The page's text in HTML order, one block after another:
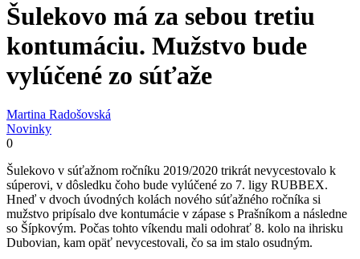
Šulekovo má za sebou tretiu
kontumáciu. Mužstvo bude
vylúčené zo súťaže
Martina Radošovská
Novinky
0
Šulekovo v súťažnom ročníku 2019/2020 trikrát nevycestovalo k
súperovi, v dôsledku čoho bude vylúčené zo 7. ligy RUBBEX.
Hneď v dvoch úvodných kolách nového súťažného ročníka si
mužstvo pripísalo dve kontumácie v zápase s Prašníkom a následne
so Šípkovým. Počas tohto víkendu mali odohrať 8. kolo na ihrisku
Dubovian, kam opäť nevycestovali, čo sa im stalo osudným.